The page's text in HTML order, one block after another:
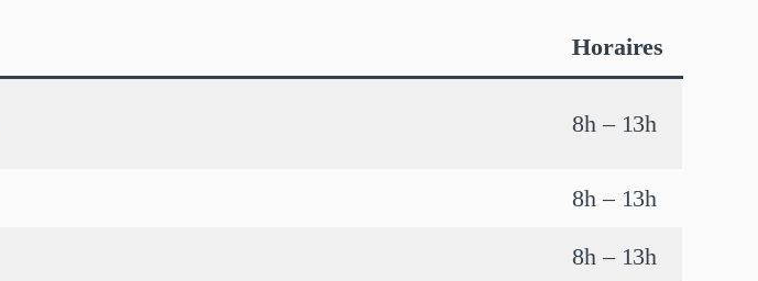
Horaires
8h – 13h
8h – 13h
8h – 13h